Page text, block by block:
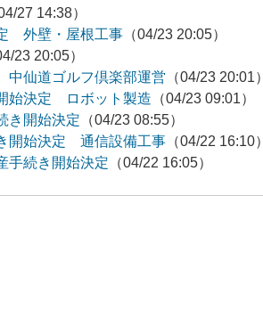
04/27 14:38）
外壁・屋根工事 （04/23 20:05）
23 20:05）
中仙道ゴルフ倶楽部運営 （04/23 20:01）
始決定 ロボット製造 （04/23 09:01）
き開始決定 （04/23 08:55）
開始決定 通信設備工事 （04/22 16:10）
手続き開始決定 （04/22 16:05）